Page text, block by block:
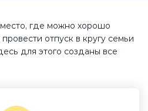
где можно хорошо
отпуск в кругу семьи
для этого созданы все